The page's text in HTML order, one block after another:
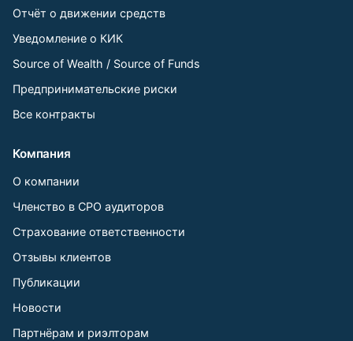
Отчёт о движении средств
Уведомление о КИК
Source of Wealth / Source of Funds
Предпринимательские риски
Все контракты
Компания
О компании
Членство в СРО аудиторов
Страхование ответственности
Отзывы клиентов
Публикации
Новости
Партнёрам и риэлторам